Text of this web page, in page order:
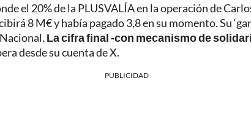
el 20% de la PLUSVALÍA en la operación de
8 M€ y había pagado 3,8 en su momento. Su
La cifra final -con mecanismo de
desde su cuenta de X.
PUBLICIDAD